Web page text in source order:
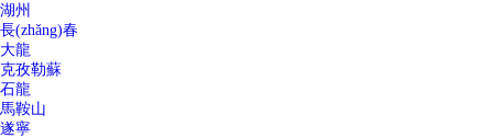
湖州
長(zhǎng)春
大龍
克孜勒蘇
石龍
馬鞍山
遂寧